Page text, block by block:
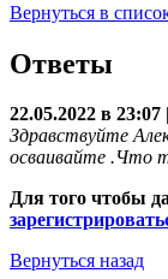
Вернуться в
Ответы
22.05.2022 в 23:07
Здравствуйте
осваивайте .Что
Для того чтобы
Вернуться назад